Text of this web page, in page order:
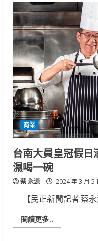
乾
舌
破、
肩
膀
痠
痛
中
醫
治
療
改
善
乳
癌
放
療
不
適
商業
台南大員皇冠假
濕喝一碗
蔡 永源 2024 年 3 月 5
【民正新聞記者:蔡
閱讀更多..
more